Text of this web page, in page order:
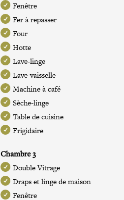
Fenêtre
Fer à repasser
Four
Hotte
Lave-linge
Lave-vaisselle
Machine à café
Sèche-linge
Table de cuisine
Frigidaire
Chambre 3
Double Vitrage
Draps et linge de maison
Fenêtre